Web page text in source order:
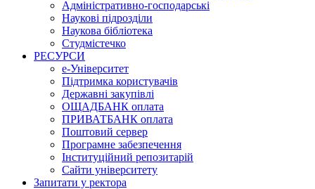
Адміністративно-господарські
Наукові підрозділи
Наукова бібліотека
Студмістечко
РЕСУРСИ
е-Університет
Підтримка користувачів
Державні закупівлі
ОЩАДБАНК оплата
ПРИВАТБАНК оплата
Поштовий сервер
Програмне забезпечення
Інституційний репозитарій
Сайти університету
Запитати у ректора